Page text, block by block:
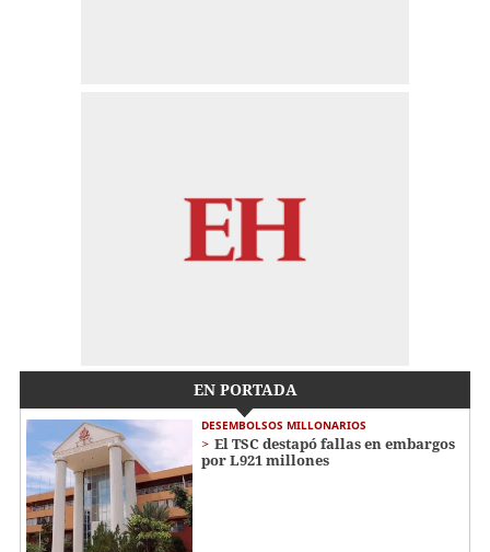
EN PORTADA
DESEMBOLSOS MILLONARIOS
El TSC destapó fallas en embargos
por L921 millones